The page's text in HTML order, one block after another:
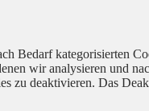
Bedarf kategorisierten
wir analysieren und
zu deaktivieren. Das